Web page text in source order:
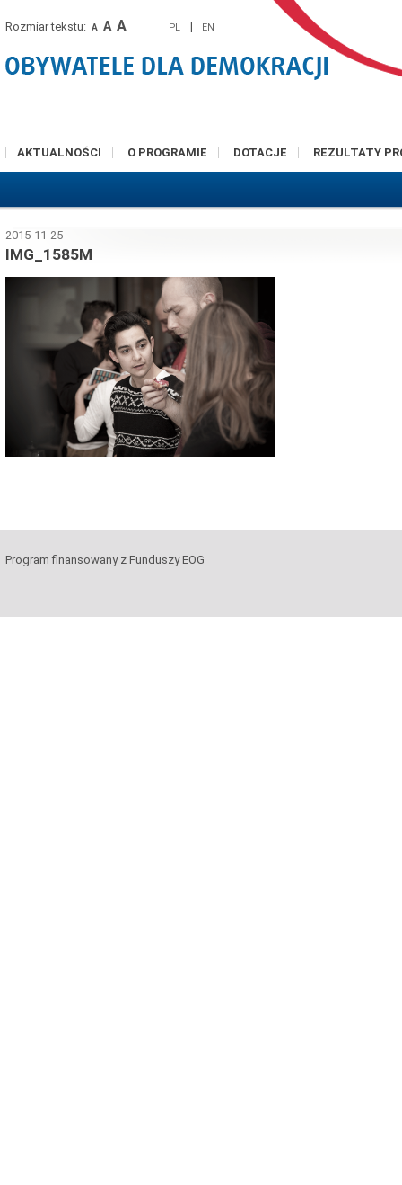
Rozmiar tekstu: A A A PL | EN
AKTUALNOŚCI O PROGRAMIE DOTACJE REZULTATY
2015-11-25
IMG_1585M
Program finansowany z Funduszy EOG